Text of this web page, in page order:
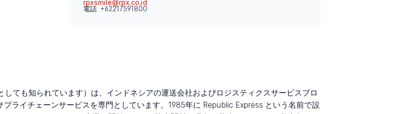
rpxsmile@rpx.co.id
電話: +62217591800
しても知られています）は、インドネシアの運送会社およびロジスティクスサービスプロ
ライチェーンサービスを専門としています。1985年に Republic Express という名前で設